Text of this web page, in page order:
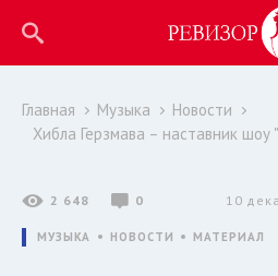
Главная Музыка
Новости
Хибла Герзмава – наставник шоу
2 648 0 10
МУЗЫКА НОВОСТИ МАТЕРИАЛ